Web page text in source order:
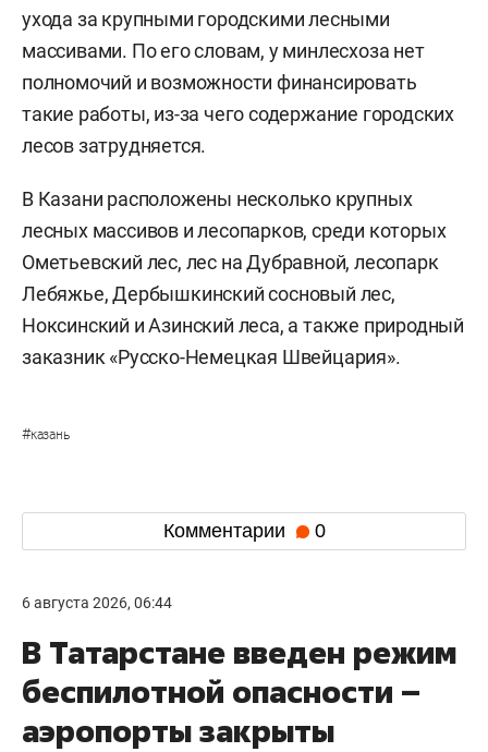
ухода за крупными городскими лесными
массивами. По его словам, у минлесхоза нет
полномочий и возможности финансировать
такие работы, из-за чего содержание городских
лесов затрудняется.
В Казани расположены несколько крупных
лесных массивов и лесопарков, среди которых
Ометьевский лес, лес на Дубравной, лесопарк
Лебяжье, Дербышкинский сосновый лес,
Ноксинский и Азинский леса, а также природный
заказник «Русско-Немецкая Швейцария».
#казань
Комментарии 0
6 августа 2026, 06:44
В Татарстане введен режим
беспилотной опасности –
аэропорты закрыты